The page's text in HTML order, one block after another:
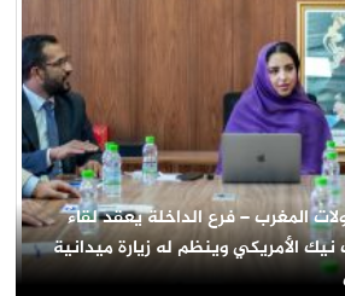
المغرب – فرع الداخلة يعقد لقاءً
الأمريكي وينظم له زيارة ميدانية